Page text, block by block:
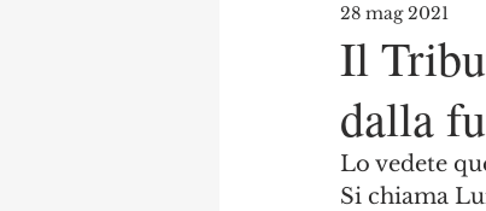
Il
dalla
28 mag 2021
Lo vedete
Si chiama